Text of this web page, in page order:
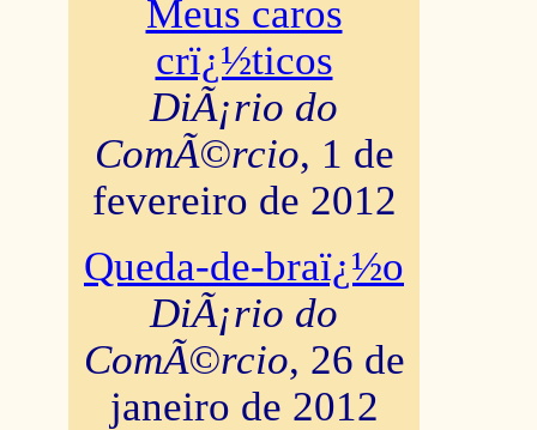
Meus caros
crï¿½ticos
DiÃ¡rio do
ComÃ©rcio, 1 de
fevereiro de 2012
Queda-de-braï¿½o
DiÃ¡rio do
ComÃ©rcio, 26 de
janeiro de 2012